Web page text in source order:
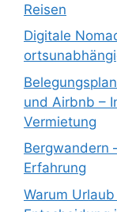
Reisen
Digitale
und Airbnb –
Vermietung
Bergwandern
Erfahrung
Warum